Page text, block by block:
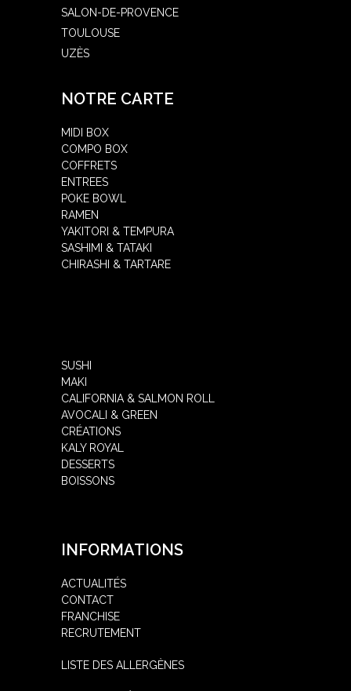
SALON-DE-PROVENCE
TOULOUSE
UZÈS
NOTRE CARTE
MIDI BOX
COMPO BOX
COFFRETS
ENTREES
POKE BOWL
RAMEN
YAKITORI & TEMPURA
SASHIMI & TATAKI
CHIRASHI & TARTARE
SUSHI
MAKI
CALIFORNIA & SALMON ROLL
AVOCALI & GREEN
CRÉATIONS
KALY ROYAL
DESSERTS
BOISSONS
INFORMATIONS
ACTUALITÉS
CONTACT
FRANCHISE
RECRUTEMENT
LISTE DES ALLERGÈNES